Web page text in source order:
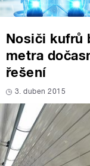
Nosiči kufrů
metra
řešení
3. duben 2015